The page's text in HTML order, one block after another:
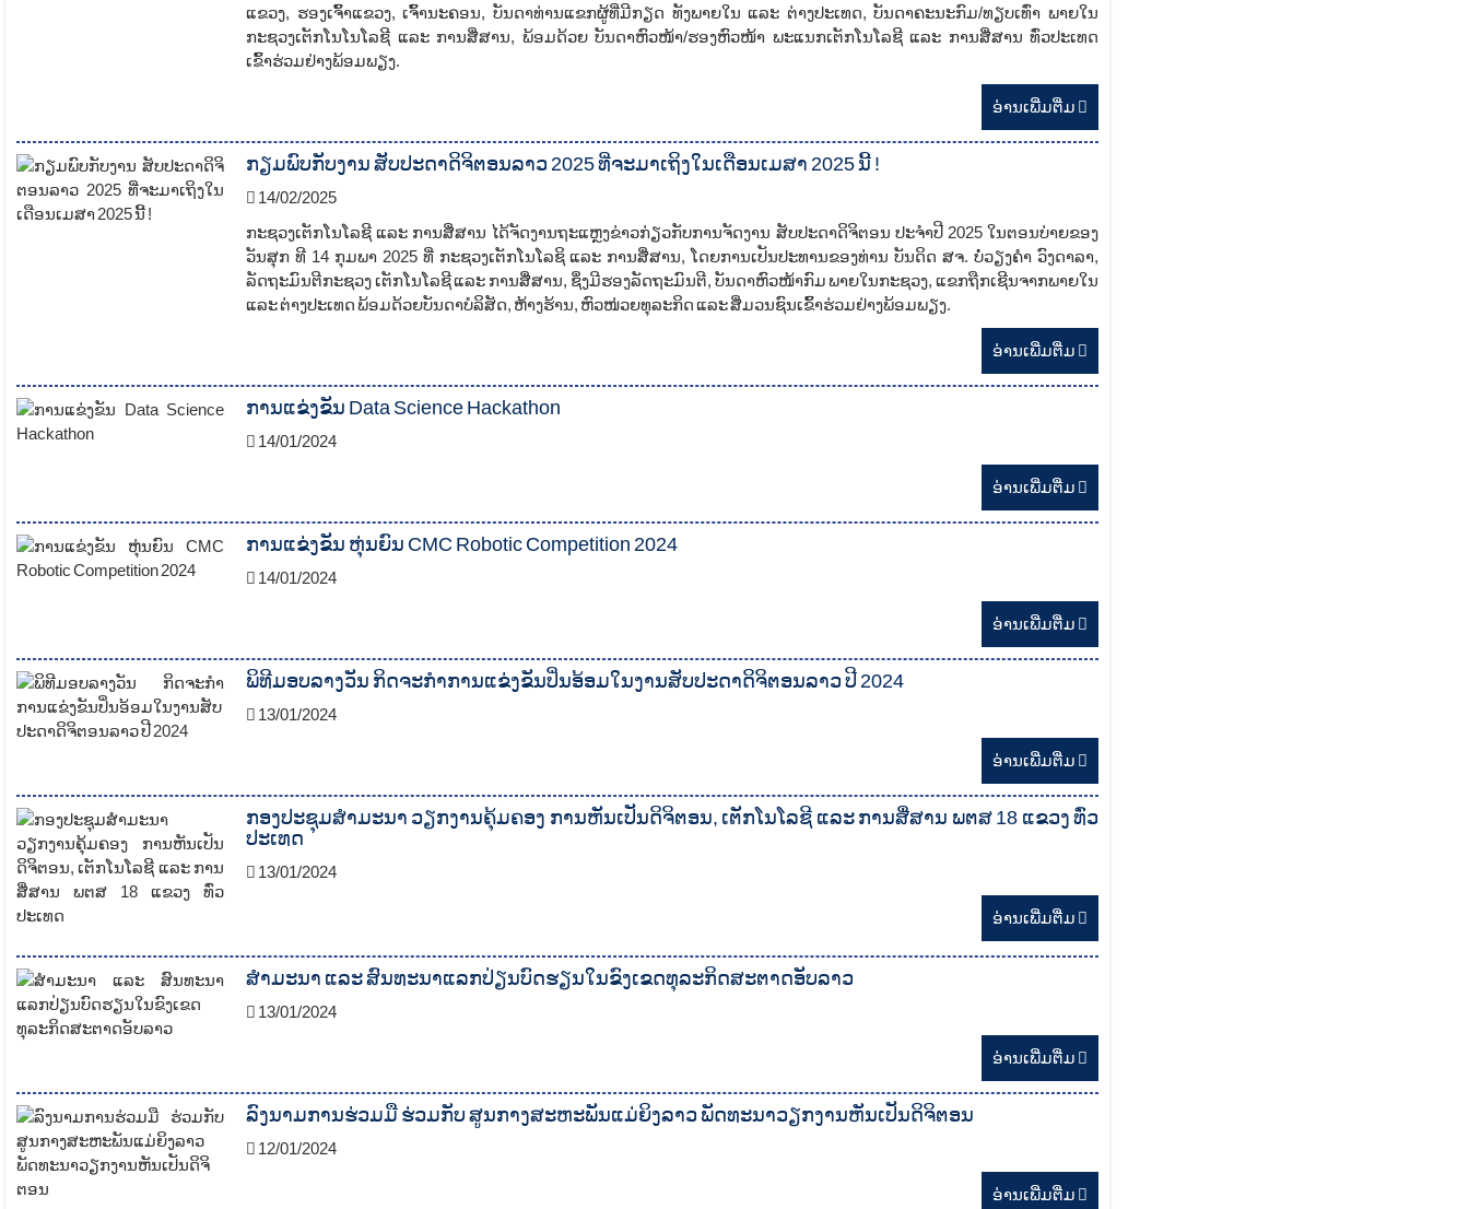
ແຂວງ, ຮອງເຈົ້າແຂວງ, ເຈົ້ານະຄອນ, ບັນດາທ່ານແຂກຜູ້ທີ່ມີກຽດ ທັງພາຍໃນ ແລະ ຕ່າງປະເທດ, ບັນດາຄະນະກົມ/ທຽບເທົ່າ ພາຍໃນ
ກະຊວງເຕັກໂນໂນໂລຊີ ແລະ ການສື່ສານ, ພ້ອມດ້ວຍ ບັນດາຫົວໜ້າ/ຮອງຫົວໜ້າ ພະແນກເຕັກໂນໂລຊີ ແລະ ການສື່ສານ ທົ່ວປະເທດ
ເຂົ້າຮ່ວມຢ່າງພ້ອມພຽງ.
ອ່ານ​ເພີ່ມຕື່ມ
ກຽມພົບກັບງານ ສັບປະດາດິຈິຕອນລາວ 2025 ທີ່ຈະມາເຖິງໃນເດືອນເມສາ 2025 ນີ້ !
14/02/2025
ກະຊວງເຕັກໂນໂລຊີ ແລະ ການສື່ສານ ໄດ້ຈັດງານຖະແຫຼງຂ່າວກ່ຽວກັບການຈັດງານ ສັບປະດາດິຈິຕອນ ປະຈໍາປີ 2025 ໃນຕອນບ່າຍຂອງ
ວັນສຸກ ທີ 14 ກຸມພາ 2025 ທີ່ ກະຊວງເຕັກໂນໂລຊິ ແລະ ການສື່ສານ, ໂດຍການເປັນປະທານຂອງທ່ານ ບັນດິດ ສຈ. ບໍ່ວຽງຄໍາ ວົງດາລາ,
ລັດຖະມົນຕີກະຊວງ ເຕັກໂນໂລຊີ ແລະ ການສື່ສານ, ຊຶ່ງມີຮອງລັດຖະມົນຕີ, ບັນດາຫົວໜ້າກົມ ພາຍໃນກະຊວງ, ແຂກຖືກເຊີນຈາກພາຍໃນ
ແລະ ຕ່າງປະເທດ ພ້ອມດ້ວຍບັນດາບໍລິສັດ, ຫ້າງຮ້ານ, ຫົວໜ່ວຍທຸລະກິດ ແລະ ສື່ມວນຊົນເຂົ້າຮ່ວມຢ່າງພ້ອມພຽງ.
ອ່ານ​ເພີ່ມຕື່ມ
ການແຂ່ງຂັນ Data Science Hackathon
14/01/2024
ອ່ານ​ເພີ່ມຕື່ມ
ການແຂ່ງຂັນ ຫຸ່ນຍົນ CMC Robotic Competition 2024
14/01/2024
ອ່ານ​ເພີ່ມຕື່ມ
ພິທີມອບລາງວັນ ກິດຈະກຳການແຂ່ງຂັນປິ່ນອ້ອມໃນງານສັບປະດາດິຈິຕອນລາວ ປີ 2024
13/01/2024
ອ່ານ​ເພີ່ມຕື່ມ
ກອງປະຊຸມສໍາມະນາ ວຽກງານຄຸ້ມຄອງ ການຫັນເປັນດິຈິຕອນ, ເຕັກໂນໂລຊີ ແລະ ການສື່ສານ ພຕສ 18 ແຂວງ ທົ່ວ
ປະເທດ
13/01/2024
ອ່ານ​ເພີ່ມຕື່ມ
ສຳມະນາ ແລະ ສົນທະນາແລກປ່ຽນບົດຮຽນໃນຂົງເຂດທຸລະກິດສະຕາດອັບລາວ
13/01/2024
ອ່ານ​ເພີ່ມຕື່ມ
ລົງນາມການຮ່ວມມື ຮ່ວມກັບ ສູນກາງສະຫະພັນແມ່ຍິງລາວ ພັດທະນາວຽກງານຫັນເປັນດິຈິຕອນ
12/01/2024
ອ່ານ​ເພີ່ມຕື່ມ